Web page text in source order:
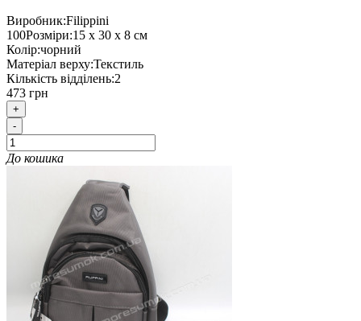
Виробник:Filippini
100Розміри:15 х 30 х 8 см
Колір:чорний
Матеріал верху:Текстиль
Кількість відділень:2
473 грн
+
-
До кошика